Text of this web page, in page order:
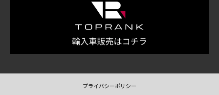
プライバシーポリシー